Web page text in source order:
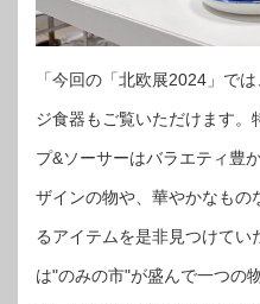
「今回の「北欧展2024」で
ジ食器もご覧いただけます。
プ&ソーサーはバラエティ豊
ザインの物や、華やかなもの
るアイテムを是非見つけて
は"のみの市"が盛んで一つの